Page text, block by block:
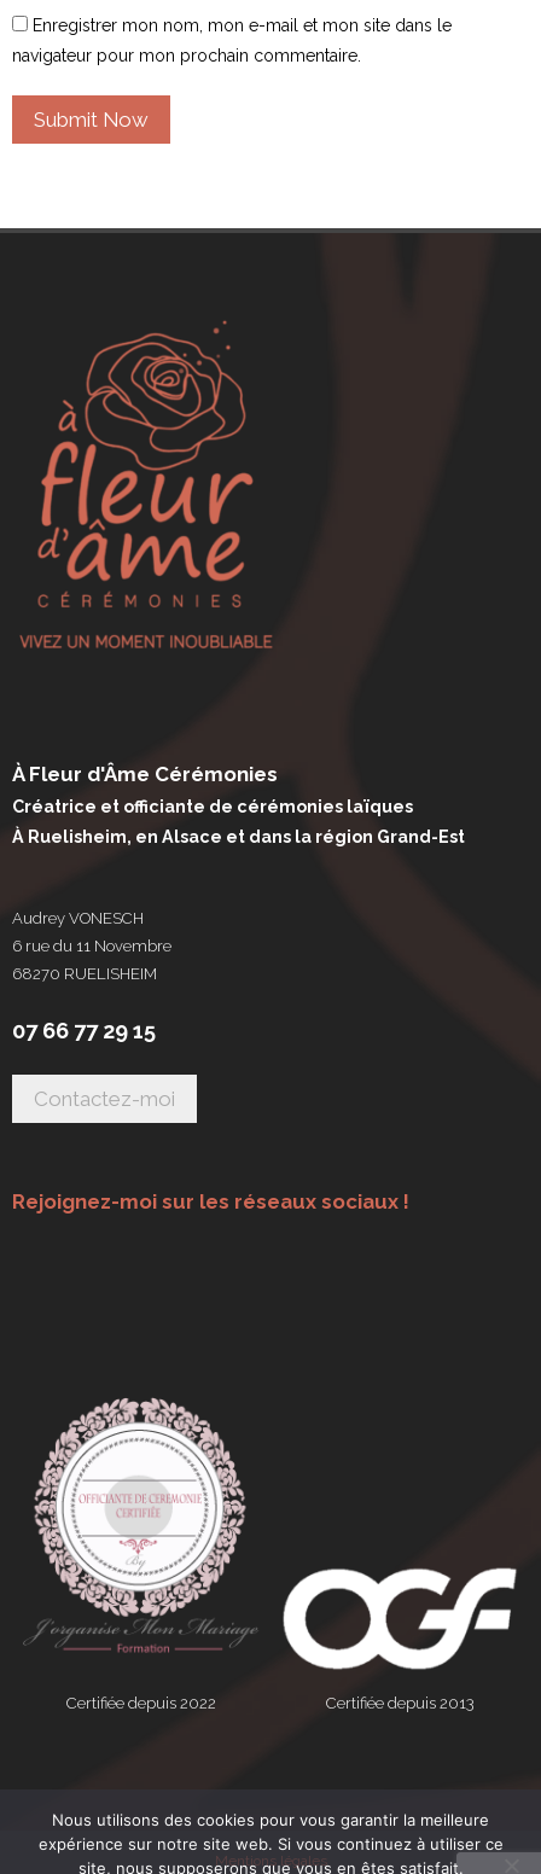
Enregistrer mon nom, mon e-mail et mon site dans le
navigateur pour mon prochain commentaire.
À Fleur d'Âme Cérémonies
Créatrice et officiante de cérémonies laïques
À Ruelisheim, en Alsace et dans la région Grand-Est
Audrey VONESCH
6 rue du 11 Novembre
68270 RUELISHEIM
07 66 77 29 15
Rejoignez-moi sur les réseaux sociaux !
Certifiée depuis 2022 Certifiée depuis 2013
Mentions légales
Nous utilisons des cookies pour vous garantir la meilleure
expérience sur notre site web. Si vous continuez à utiliser ce
site, nous supposerons que vous en êtes satisfait.